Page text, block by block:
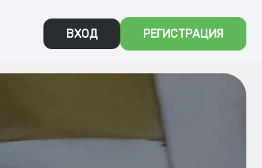
ВХОД РЕГИСТРАЦИЯ